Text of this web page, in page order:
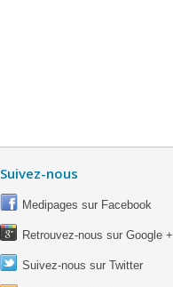
Suivez-nous
Medipages sur Facebook
Retrouvez-nous sur Google +
Suivez-nous sur Twitter